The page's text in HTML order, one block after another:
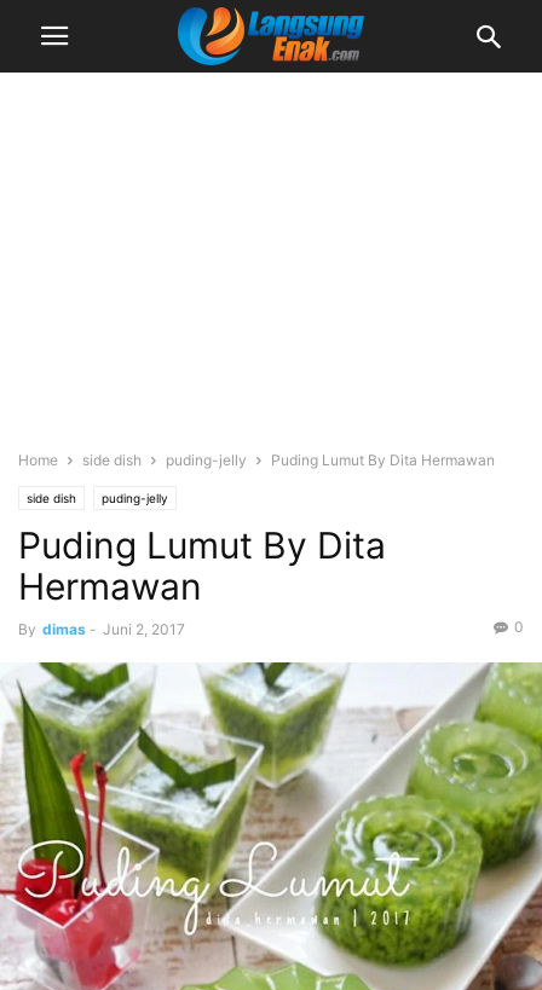
Home side dish puding-jelly Puding Lumut By Dita Hermawan
side dish puding-jelly
Puding Lumut By Dita
Hermawan
By dimas - Juni 2, 2017 0